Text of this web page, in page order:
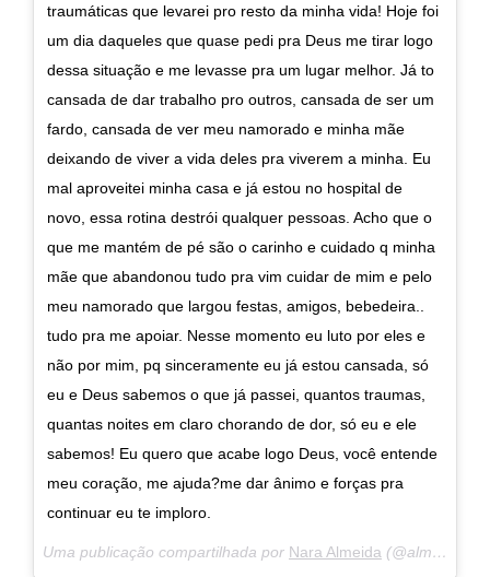
traumáticas que levarei pro resto da minha vida! Hoje foi
um dia daqueles que quase pedi pra Deus me tirar logo
dessa situação e me levasse pra um lugar melhor. Já to
cansada de dar trabalho pro outros, cansada de ser um
fardo, cansada de ver meu namorado e minha mãe
deixando de viver a vida deles pra viverem a minha. Eu
mal aproveitei minha casa e já estou no hospital de
novo, essa rotina destrói qualquer pessoas. Acho que o
que me mantém de pé são o carinho e cuidado q minha
mãe que abandonou tudo pra vim cuidar de mim e pelo
meu namorado que largou festas, amigos, bebedeira..
tudo pra me apoiar. Nesse momento eu luto por eles e
não por mim, pq sinceramente eu já estou cansada, só
eu e Deus sabemos o que já passei, quantos traumas,
quantas noites em claro chorando de dor, só eu e ele
sabemos! Eu quero que acabe logo Deus, você entende
meu coração, me ajuda?me dar ânimo e forças pra
continuar eu te imploro.
Uma publicação compartilhada por Nara Almeida (@almeidanara) em